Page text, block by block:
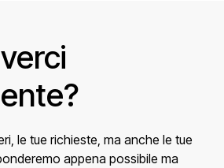
le tue richieste, ma anche le tue
appena possibile ma